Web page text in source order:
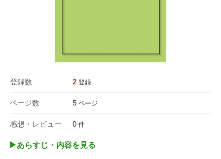
登録数 2 登録
ページ数 5 ページ
感想・レビュー 0 件
▶︎あらすじ・内容を見る